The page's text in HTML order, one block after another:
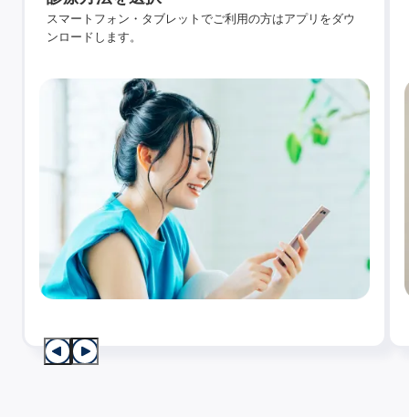
スマートフォン・タブレットでご利用の方はアプリをダウ
ンロードします。